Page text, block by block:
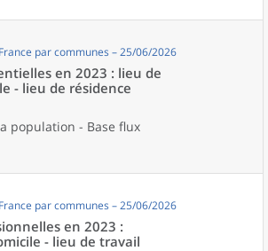
France par communes – 25/06/2026
en 2023 : lieu de
- lieu de résidence
population - Base flux
France par communes – 25/06/2026
en 2023 :
- lieu de travail